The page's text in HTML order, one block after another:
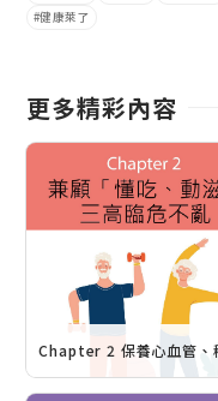
健康萊了
更多精彩內容